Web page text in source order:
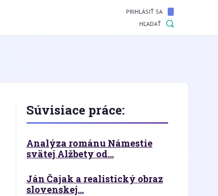
PRIHLÁSIŤ SA
HĽADAŤ
Súvisiace práce:
Analýza románu Námestie
svätej Alžbety od...
Ján Čajak a realistický obraz
slovenskej...